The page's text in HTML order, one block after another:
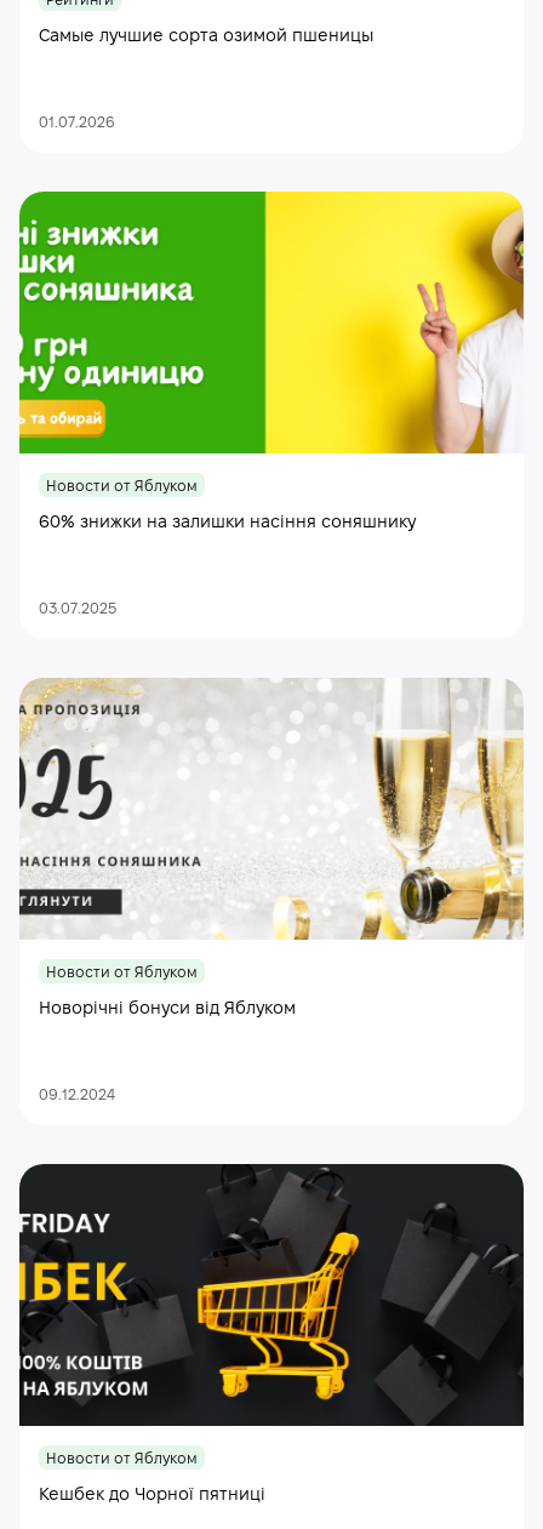
Самые лучшие сорта озимой пшеницы
01.07.2026
Новости от Яблуком
60% знижки на залишки насіння соняшнику
03.07.2025
Новости от Яблуком
Новорічні бонуси від Яблуком
09.12.2024
Новости от Яблуком
Кешбек до Чорної пятниці